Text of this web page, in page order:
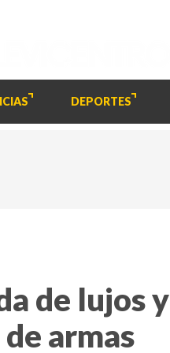
DEPORTES
de lujos y
armas